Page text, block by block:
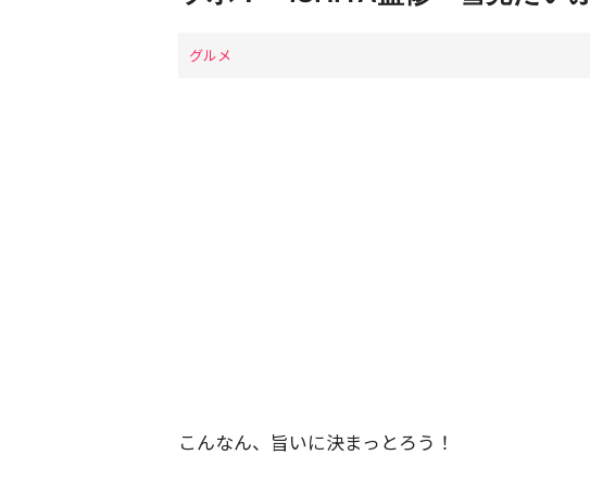
グルメ
こんなん、旨いに決まっとろう！